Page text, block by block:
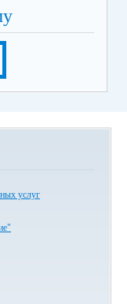
услуг